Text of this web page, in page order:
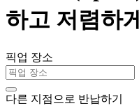
하고 저렴하
픽업 장소
다른 지점으로 반납하기